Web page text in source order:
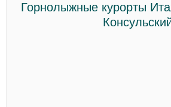
Горнолыжные курорты